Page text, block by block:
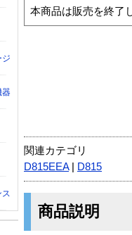
本商品は販売を終了
関連カテゴリ
D815EEA| D815
商品説明
ジ
器
ス